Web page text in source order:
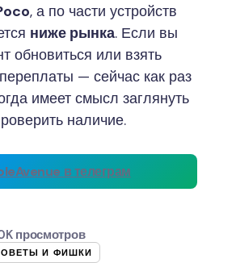
, а по части устройств
ниже рынка. Если вы
обновиться или взять
— сейчас как раз
имеет смысл заглянуть
наличие.
в телеграм
просмотров
И ФИШКИ